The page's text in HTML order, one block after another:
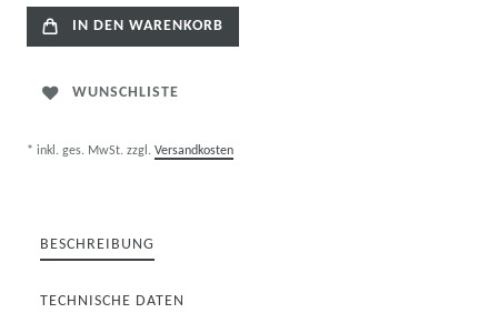
IN DEN WARENKORB
WUNSCHLISTE
* inkl. ges. MwSt. zzgl. Versandkosten
BESCHREIBUNG
TECHNISCHE DATEN